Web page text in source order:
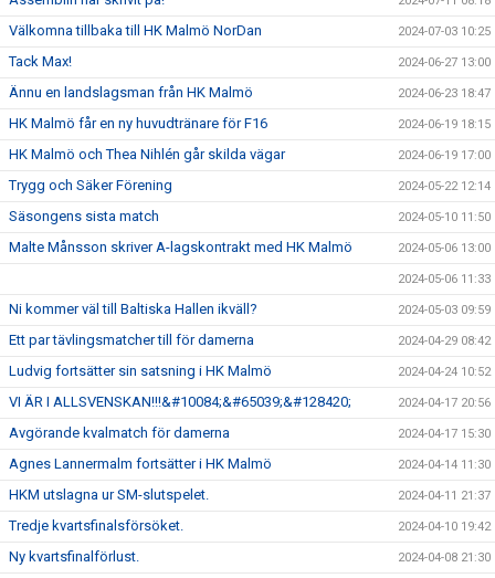
Välkomna tillbaka till HK Malmö NorDan 2024-07-03 10:25
Tack Max! 2024-06-27 13:00
Ännu en landslagsman från HK Malmö 2024-06-23 18:47
HK Malmö får en ny huvudtränare för F16 2024-06-19 18:15
HK Malmö och Thea Nihlén går skilda vägar 2024-06-19 17:00
Trygg och Säker Förening 2024-05-22 12:14
Säsongens sista match 2024-05-10 11:50
Malte Månsson skriver A-lagskontrakt med HK Malmö 2024-05-06 13:00
2024-05-06 11:33
Ni kommer väl till Baltiska Hallen ikväll? 2024-05-03 09:59
Ett par tävlingsmatcher till för damerna 2024-04-29 08:42
Ludvig fortsätter sin satsning i HK Malmö 2024-04-24 10:52
VI ÄR I ALLSVENSKAN!!!&#10084;&#65039;&#128420; 2024-04-17 20:56
Avgörande kvalmatch för damerna 2024-04-17 15:30
Agnes Lannermalm fortsätter i HK Malmö 2024-04-14 11:30
HKM utslagna ur SM-slutspelet. 2024-04-11 21:37
Tredje kvartsfinalsförsöket. 2024-04-10 19:42
Ny kvartsfinalförlust. 2024-04-08 21:30